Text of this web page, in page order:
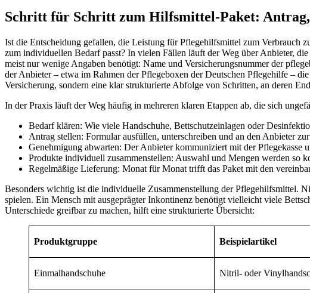
Schritt für Schritt zum Hilfsmittel-Paket: Antrag,
Ist die Entscheidung gefallen, die Leistung für Pflegehilfsmittel zum Verbrauch
zum individuellen Bedarf passt? In vielen Fällen läuft der Weg über Anbieter,
meist nur wenige Angaben benötigt: Name und Versicherungsnummer der
der Anbieter – etwa im Rahmen der Pflegeboxen der Deutschen Pflegehilfe –
Versicherung, sondern eine klar strukturierte Abfolge von Schritten, an deren
In der Praxis läuft der Weg häufig in mehreren klaren Etappen ab, die sich
Bedarf klären: Wie viele Handschuhe, Bettschutzeinlagen oder
Antrag stellen: Formular ausfüllen, unterschreiben und an den Anbieter
Genehmigung abwarten: Der Anbieter kommuniziert mit der Pflegekasse
Produkte individuell zusammenstellen: Auswahl und Mengen werden so
Regelmäßige Lieferung: Monat für Monat trifft das Paket mit den
Besonders wichtig ist die individuelle Zusammenstellung der Pflegehilfsmittel.
spielen. Ein Mensch mit ausgeprägter Inkontinenz benötigt vielleicht viele
Unterschiede greifbar zu machen, hilft eine strukturierte Übersicht:
Produktgruppe Beispielartikel
Einmalhandschuhe Nitril- oder